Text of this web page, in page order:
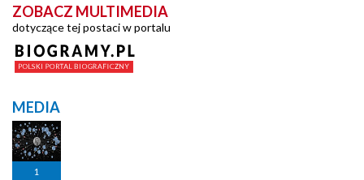
ZOBACZ MULTIMEDIA
dotyczące tej postaci w portalu
MEDIA
1